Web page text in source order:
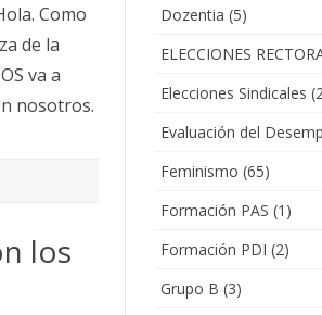
Como
de la
va a
nosotros.
los
Dozentia (5)
ELECCIONES
Elecciones Sindicales
Evaluación del
Feminismo (65)
Formación PAS (1)
Formación PDI (2)
Grupo B (3)